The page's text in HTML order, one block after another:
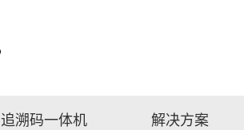
追溯码一体机 解决方案